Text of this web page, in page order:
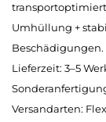
Umhüllung +
Beschädigungen.
Lieferzeit: 3–5
Versandarten: